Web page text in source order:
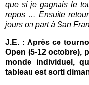
que si je gagnais le
repos … Ensuite
jours on part à San
J.E. : Après ce
Open (5-12 octobre),
monde individuel,
tableau est sorti